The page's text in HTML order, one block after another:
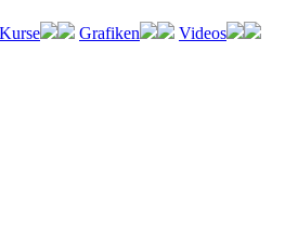
Grafiken
Videos